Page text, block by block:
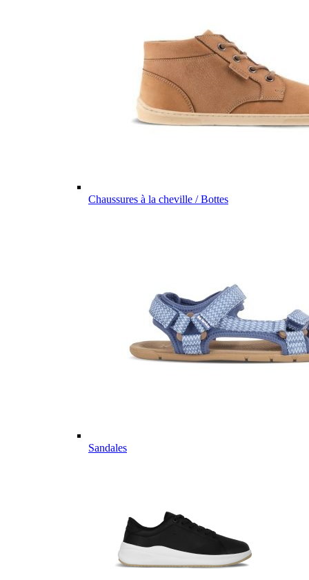
Chaussures à la cheville / Bottes
Sandales